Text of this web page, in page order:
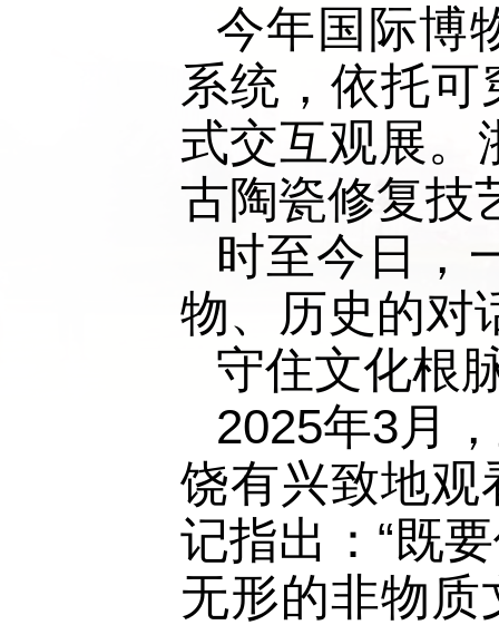
今年国际博
系统，依托
式交互观展。
古陶瓷修复技
时至今日，
物、历史的对
守住文化根
2025年3月
饶有兴致地观
记指出：“既
无形的非物